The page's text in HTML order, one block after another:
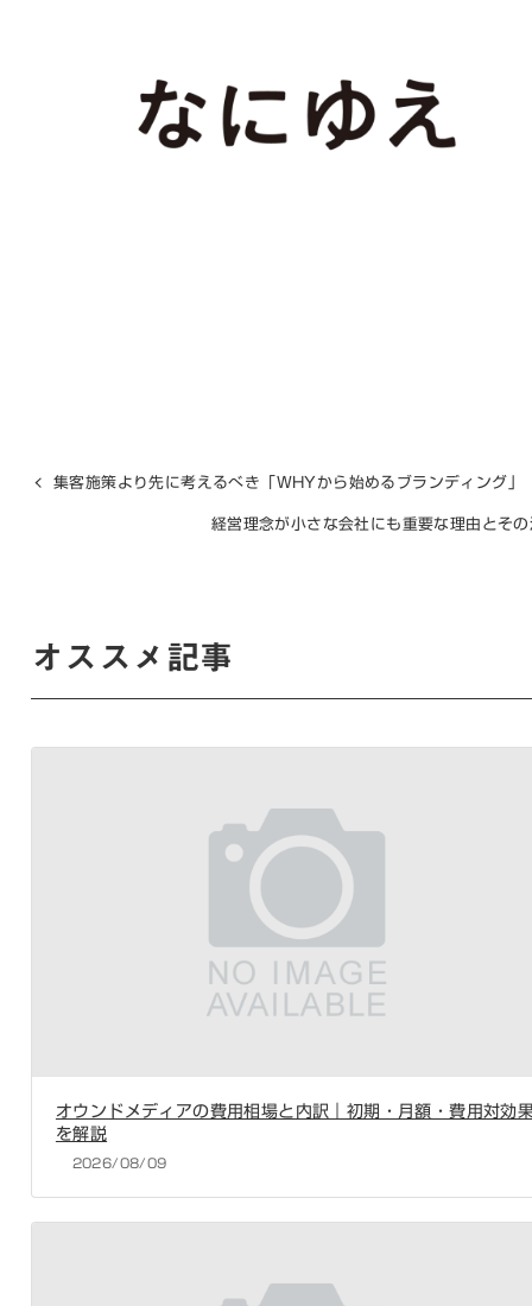
集客施策より先に考えるべき「WHYから始めるブランディング」
経営理念が小さな会社にも重要な理由とそ
オススメ記事
オウンドメディアの費用相場と内訳｜初期・月額・費用対効
を解説
2026/08/09